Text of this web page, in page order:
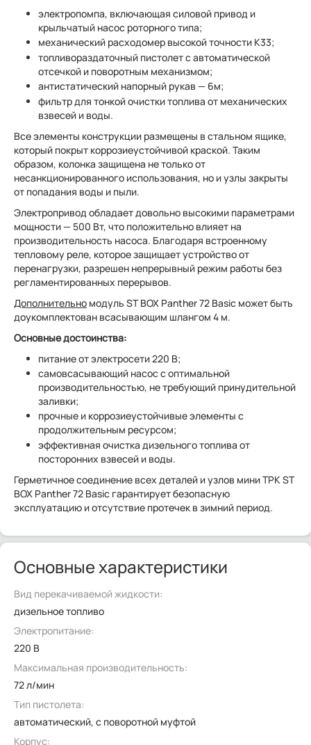
электропомпа, включающая силовой привод и
крыльчатый насос роторного типа;
механический расходомер высокой точности K33;
топливораздаточный пистолет с автоматической
отсечкой и поворотным механизмом;
антистатический напорный рукав — 6м;
фильтр для тонкой очистки топлива от механических
взвесей и воды.
Все элементы конструкции размещены в стальном ящике,
который покрыт коррозиеустойчивой краской. Таким
образом, колонка защищена не только от
несанкционированного использования, но и узлы закрыты
от попадания воды и пыли.
Электропривод обладает довольно высокими параметрами
мощности — 500 Вт, что положительно влияет на
производительность насоса. Благодаря встроенному
тепловому реле, которое защищает устройство от
перенагрузки, разрешен непрерывный режим работы без
регламентированных перерывов.
Дополнительно модуль ST BOX Panther 72 Basic может быть
доукомплектован всасывающим шлангом 4 м.
Основные достоинства:
питание от электросети 220 В;
самовсасывающий насос с оптимальной
производительностью, не требующий принудительной
заливки;
прочные и коррозиеустойчивые элементы с
продолжительным ресурсом;
эффективная очистка дизельного топлива от
посторонних взвесей и воды.
Герметичное соединение всех деталей и узлов мини ТРК ST
BOX Panther 72 Basic гарантирует безопасную
эксплуатацию и отсутствие протечек в зимний период.
Основные характеристики
Вид перекачиваемой жидкости:
дизельное топливо
Электропитание:
220 В
Максимальная производительность:
72 л/мин
Тип пистолета:
автоматический, с поворотной муфтой
Корпус: